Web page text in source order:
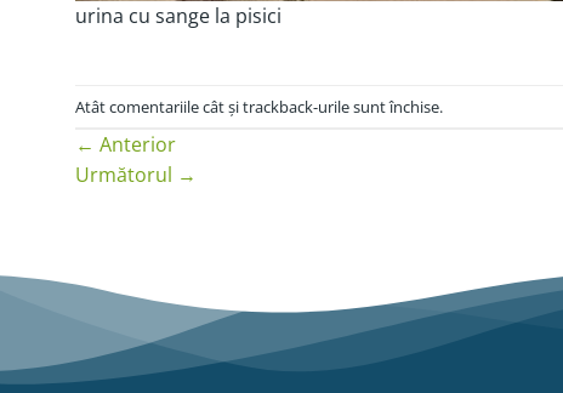
urina cu sange la pisici
Atât comentariile cât și trackback-urile sunt închise.
← Anterior
Următorul →